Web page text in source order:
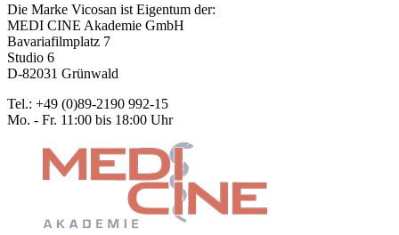
Die Marke Vicosan ist Eigentum der:
MEDI CINE Akademie GmbH
Bavariafilmplatz 7
Studio 6
D-82031 Grünwald
Tel.: +49 (0)89-2190 992-15
Mo. - Fr. 11:00 bis 18:00 Uhr